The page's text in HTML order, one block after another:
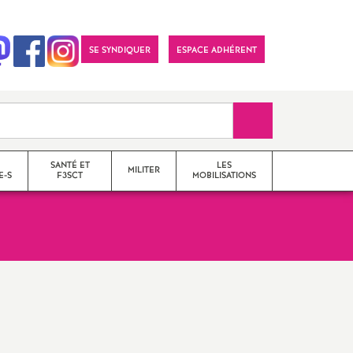
SE SYNDIQUER ESPACE ADHÉRENT
S
SANTÉ ET
F3SCT
MILITER
LES
MOBILISATIONS